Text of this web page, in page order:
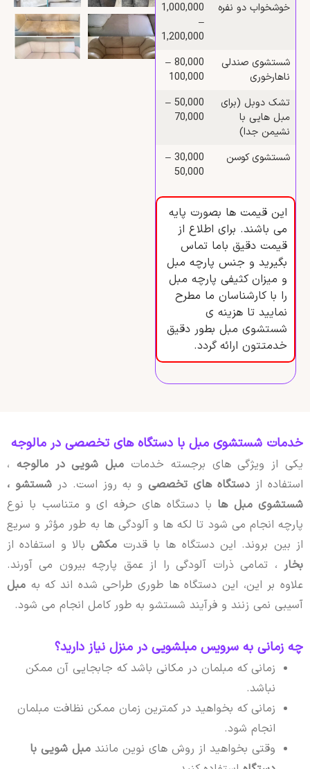
خوشخواب دو‌ نفره
1,000,000
–
1,200,000
شستشوی صندلی
ناهارخوری
80,000 –
100,000
تشک دوبل (برای
مبل‌ هایی با
نشیمن جدا)
50,000 –
70,000
شستشوی کوسن
30,000 –
50,000
این قیمت ها بصورت پایه
می باشند. برای اطلاع از
قیمت دقیق باما تماس
بگیرید و جنس پارچه مبل
و میزان کثیفی پارچه مبل
را با کارشناسان ما مطرح
نمایید تا هزینه ی
شستشوی مبل بطور دقیق
خدمتتون ارائه گردد.
خدمات شستشوی مبل با دستگاه‌ های تخصصی در مالوجه
یکی از ویژگی های برجسته خدمات مبل شویی در مالوجه
استفاده از دستگاه های تخصصی و به روز است. در شستشو ،
شستشوی مبل هابا دستگاه های حرفه ای و متناسب با نوع
پارچه انجام می شود تا لکه ها و آلودگی ها به طور مؤثر و سریع
از بین بروند. این دستگاه ها با قدرت مکش بالا و استفاده از
بخار ، تمامی ذرات آلودگی را از عمق پارچه بیرون می آورند.
علاوه بر این، این دستگاه ها طوری طراحی شده اند که به مبل
آسیبی نمی زنند و فرآیند شستشو به طور کامل انجام می شود.
چه زمانی به سرویس مبلشویی در منزل نیاز دارید؟
زمانی که مبلمان در مکانی باشد که جابجایی آن ممکن
نباشد.
زمانی که بخواهید در کمترین زمان ممکن نظافت مبلمان
انجام شود.
وقتی بخواهید از روش های نوین مانند مبل شویی با